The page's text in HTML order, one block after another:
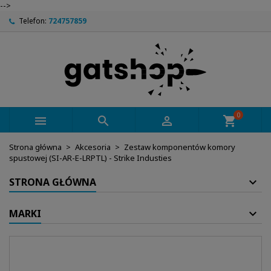
-->
Telefon: 724757859
   shopping_cart0
Strona główna Akcesoria
Zestaw komponentów komory
spustowej (SI-AR-E-LRPTL) - Strike Industies
STRONA GŁÓWNA
MARKI